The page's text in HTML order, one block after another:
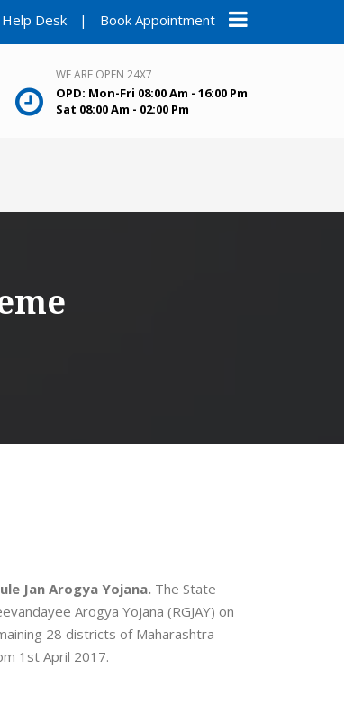
Help Desk | Book Appointment
WE ARE OPEN 24X7
OPD: Mon-Fri 08:00 Am - 16:00 Pm
Sat 08:00 Am - 02:00 Pm
Jan Arogya Yojana. The State
Arogya Yojana (RGJAY) on
28 districts of Maharashtra
1st April 2017.